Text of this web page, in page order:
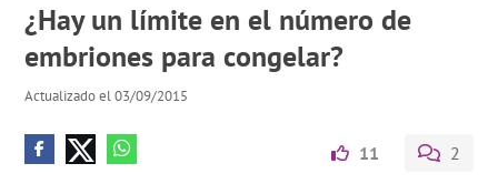
¿Hay un límite en el número de
embriones para congelar?
Actualizado el 03/09/2015
11 2